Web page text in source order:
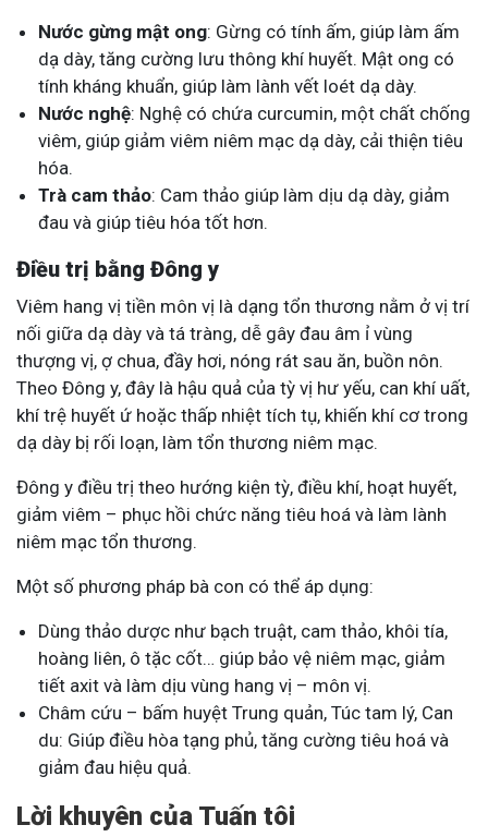
Nước gừng mật ong: Gừng có tính ấm, giúp làm ấm
dạ dày, tăng cường lưu thông khí huyết. Mật ong có
tính kháng khuẩn, giúp làm lành vết loét dạ dày.
Nước nghệ: Nghệ có chứa curcumin, một chất chống
viêm, giúp giảm viêm niêm mạc dạ dày, cải thiện tiêu
hóa.
Trà cam thảo: Cam thảo giúp làm dịu dạ dày, giảm
đau và giúp tiêu hóa tốt hơn.
Điều trị bằng Đông y
Viêm hang vị tiền môn vị là dạng tổn thương nằm ở vị trí
nối giữa dạ dày và tá tràng, dễ gây đau âm ỉ vùng
thượng vị, ợ chua, đầy hơi, nóng rát sau ăn, buồn nôn.
Theo Đông y, đây là hậu quả của tỳ vị hư yếu, can khí uất,
khí trệ huyết ứ hoặc thấp nhiệt tích tụ, khiến khí cơ trong
dạ dày bị rối loạn, làm tổn thương niêm mạc.
Đông y điều trị theo hướng kiện tỳ, điều khí, hoạt huyết,
giảm viêm – phục hồi chức năng tiêu hoá và làm lành
niêm mạc tổn thương.
Một số phương pháp bà con có thể áp dụng:
Dùng thảo dược như bạch truật, cam thảo, khôi tía,
hoàng liên, ô tặc cốt… giúp bảo vệ niêm mạc, giảm
tiết axit và làm dịu vùng hang vị – môn vị.
Châm cứu – bấm huyệt Trung quản, Túc tam lý, Can
du: Giúp điều hòa tạng phủ, tăng cường tiêu hoá và
giảm đau hiệu quả.
Lời khuyên của Tuấn tôi